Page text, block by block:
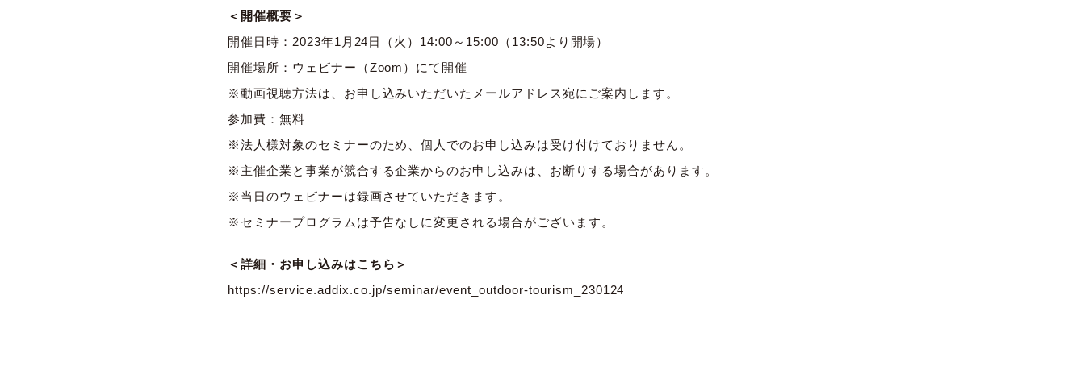
＜開催概要＞
開催日時：2023年1月24日（火）14:00～15:00（13:50より開場）
開催場所：ウェビナー（Zoom）にて開催
※動画視聴方法は、お申し込みいただいたメールアドレス宛にご案内します。
参加費：無料
※法人様対象のセミナーのため、個人でのお申し込みは受け付けておりません。
※主催企業と事業が競合する企業からのお申し込みは、お断りする場合があります。
※当日のウェビナーは録画させていただきます。
※セミナープログラムは予告なしに変更される場合がございます。
＜詳細・お申し込みはこちら＞
https://service.addix.co.jp/seminar/event_outdoor-tourism_230124